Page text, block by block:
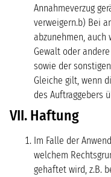
Annahmeverzug
verweigern.b) Bei
abzunehmen,
Gewalt oder
sowie der
Gleiche gilt, wenn
des Auftraggebers
VII. Haftung
Im Falle der
welchem
gehaftet wird, z.B.